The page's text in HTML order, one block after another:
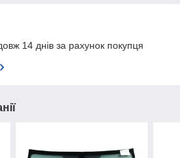
14 днів за рахунок покупця